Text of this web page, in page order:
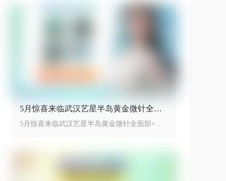
5月惊喜来临武汉艺星半岛黄金微针全面
部+舒敏之星低至899元
5月惊喜来临武汉艺星半岛黄金微针全面部+舒